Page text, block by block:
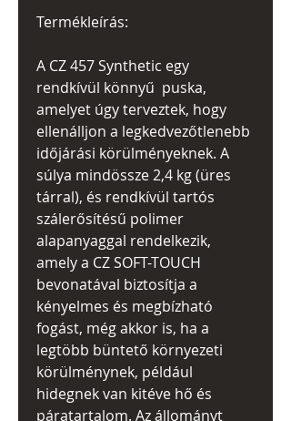
Termékleírás:
A CZ 457 Synthetic egy
rendkívül könnyű puska,
amelyet úgy terveztek, hogy
ellenálljon a legkedvezőtlenebb
időjárási körülményeknek. A
súlya mindössze 2,4 kg (üres
tárral), és rendkívül tartós
szálerősítésű polimer
alapanyaggal rendelkezik,
amely a CZ SOFT-TOUCH
bevonatával biztosítja a
kényelmes és megbízható
fogást, még akkor is, ha a
legtöbb büntető környezeti
körülménynek, például
hidegnek van kitéve hő és
páratartalom. Az állományt